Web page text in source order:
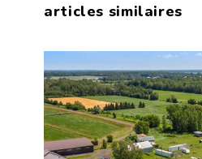
articles similaires